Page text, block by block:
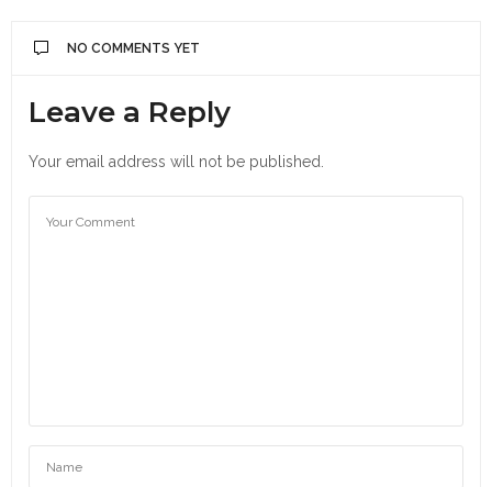
NO COMMENTS YET
Leave a Reply
Your email address will not be published.